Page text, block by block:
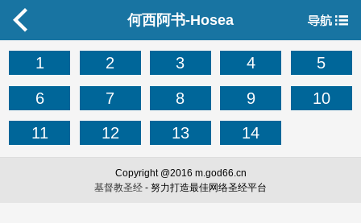
何西阿书-Hosea
1 2 3 4
5
6
7 8 9
10
11
12 13 14
Copyright @2016 m.god66.cn
基督教圣经 - 努力打造最佳网络圣经平台